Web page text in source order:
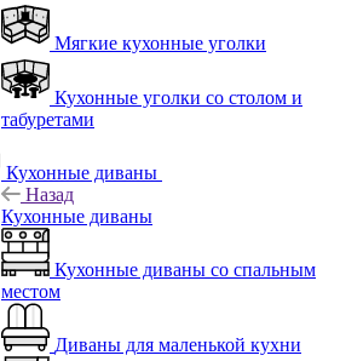
Мягкие кухонные уголки
Кухонные уголки со столом и
табуретами
Кухонные диваны
Назад
Кухонные диваны
Кухонные диваны со спальным
местом
Диваны для маленькой кухни